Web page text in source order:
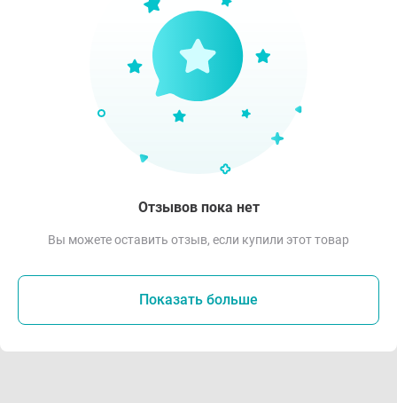
Отзывов пока нет
Вы можете оставить отзыв, если купили этот товар
Показать больше